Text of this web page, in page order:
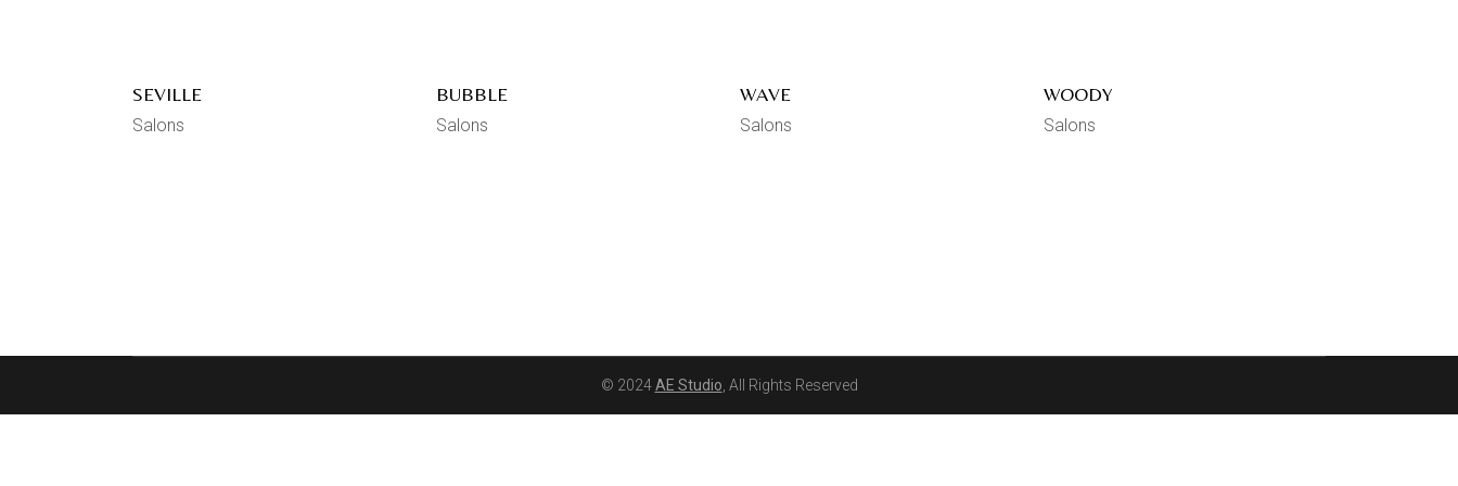
SEVILLE
Salons
BUBBLE
Salons
WAVE
Salons
WOODY
Salons
© 2024AE Studio , All Rights Reserved